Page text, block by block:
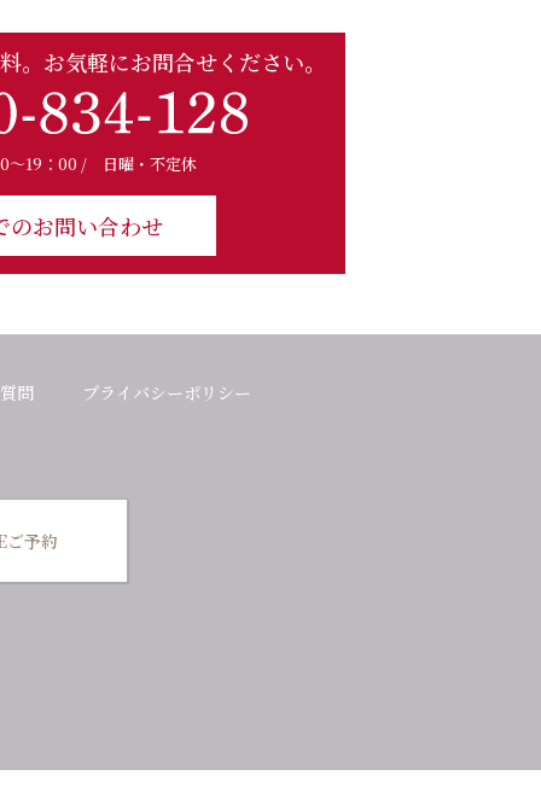
。 お気軽にお問合せください。
～19：00 / 日曜・不定休
のお問い合わせ
問
プライバシーポリシー
予約